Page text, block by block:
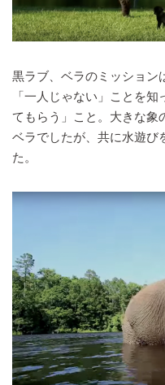
黒ラブ、ベラのミッション
「一人じゃない」ことを
てもらう」こと。大きな象
ベラでしたが、共に水遊び
た。